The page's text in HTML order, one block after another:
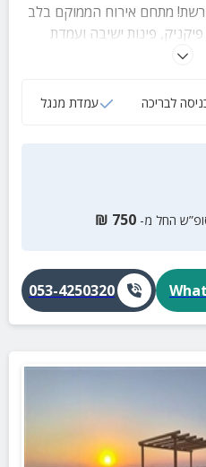
מתחם אירוח הממוקם בלב
פינות ישיבה ועמדת
היישוב ועוד.
לבריכה עמדת מנגל
החל מ- 750
₪
053-4250320